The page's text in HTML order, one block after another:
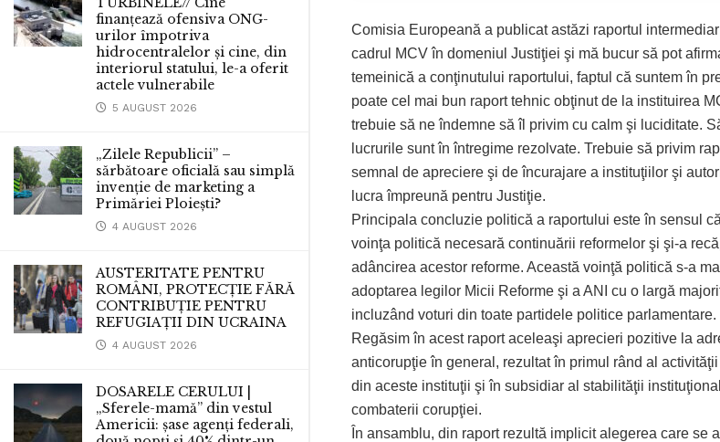
finanțează ofensiva ONG-
urilor împotriva
hidrocentralelor și cine, din
interiorul statului, le-a oferit
actele vulnerabile
5 AUGUST 2026
„Zilele Republicii” –
sărbătoare oficială sau simplă
invenție de marketing a
Primăriei Ploiești?
4 AUGUST 2026
AUSTERITATE PENTRU
ROMÂNI, PROTECȚIE FĂRĂ
CONTRIBUȚIE PENTRU
REFUGIAȚII DIN UCRAINA
4 AUGUST 2026
DOSARELE CERULUI |
„Sferele-mamă” din vestul
Americii: șase agenți federali,
Comisia Europeană a publicat astăzi raportul
cadrul MCV în domeniul Justiţiei şi mă bucur să pot
temeinică a conţinutului raportului, faptul că suntem în
poate cel mai bun raport tehnic obţinut de la instituirea
trebuie să ne îndemne să îl privim cu calm şi luciditate.
lucrurile sunt în întregime rezolvate. Trebuie să privim
semnal de apreciere şi de încurajare a instituţiilor şi
lucra împreună pentru Justiţie.
Principala concluzie politică a raportului este în sensul
voinţa politică necesară continuării reformelor şi şi-a
adâncirea acestor reforme. Această voinţă politică s-a
adoptarea legilor Micii Reforme şi a ANI cu o largă
incluzând voturi din toate partidele politice parlamentare.
Regăsim în acest raport aceleaşi aprecieri pozitive la
anticorupţie în general, rezultat în primul rând al
din aceste instituţii şi în subsidiar al stabilităţii
combaterii corupţiei.
În ansamblu, din raport rezultă implicit alegerea care se